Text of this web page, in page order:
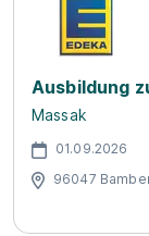
Ausbildung
Massak
01.09.2026
96047